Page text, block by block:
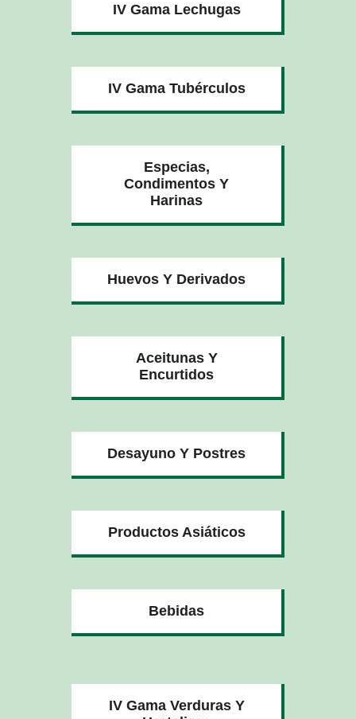
IV Gama Lechugas
IV Gama Tubérculos
Especias,
Condimentos Y
Harinas
Huevos Y Derivados
Aceitunas Y
Encurtidos
Desayuno Y Postres
Productos Asiáticos
Bebidas
IV Gama Verduras Y